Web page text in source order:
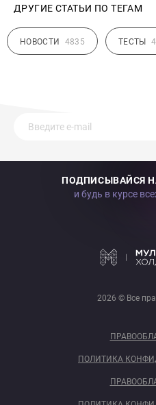
ДРУГИЕ СТАТЬИ ПО ТЕГАМ
НОВОСТИ 4835 ТЕСТЫ
ПОДПИСЫВАЙСЯ
и будь в курсе
2026 © Все
ПОЛИТИКА